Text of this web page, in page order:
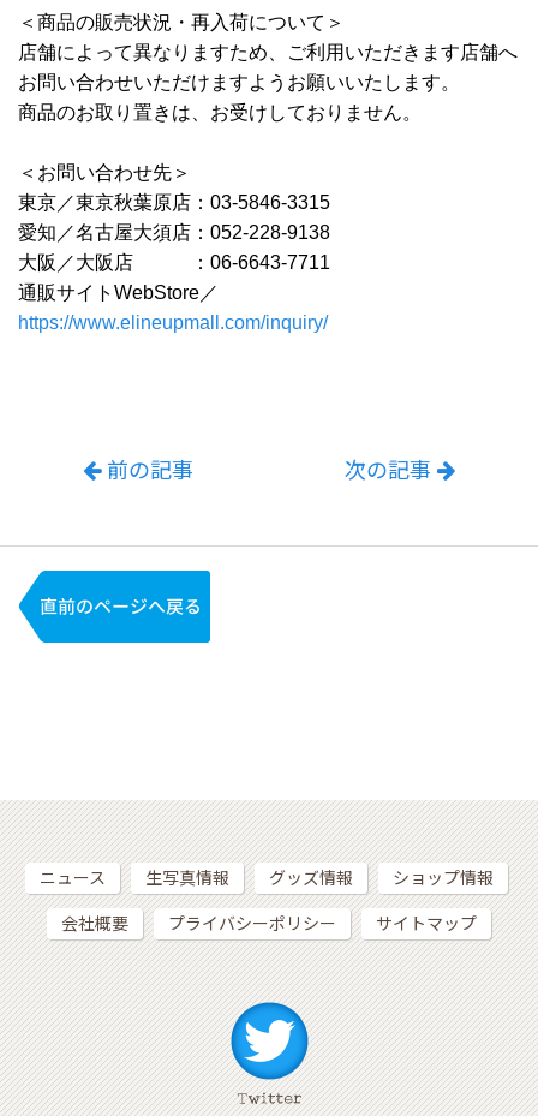
＜商品の販売状況・再入荷について＞
店舗によって異なりますため、ご利用いただきます店舗へ
お問い合わせいただけますようお願いいたします。
商品のお取り置きは、お受けしておりません。
＜お問い合わせ先＞
東京／東京秋葉原店：03-5846-3315
愛知／名古屋大須店：052-228-9138
大阪／大阪店 ：06-6643-7711
通販サイトWebStore／
https://www.elineupmall.com/inquiry/
前の記事 次の記事
ニュース 生写真情報 グッズ情報 ショップ情報
会社概要 プライバシーポリシー サイトマップ